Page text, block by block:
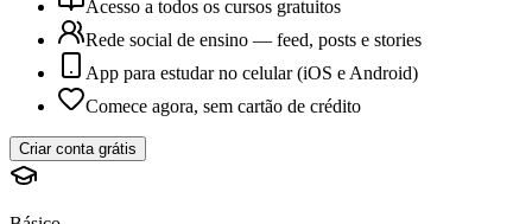
Acesso a todos os cursos gratuitos
Rede social de ensino — feed, posts e stories
App para estudar no celular (iOS e Android)
Comece agora, sem cartão de crédito
Criar conta grátis